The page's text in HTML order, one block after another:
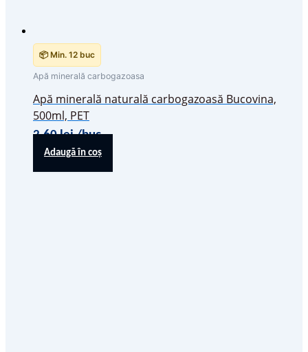
📦 Min. 12 buc
Apă minerală carbogazoasa
Apă minerală naturală carbogazoasă Bucovina,
500ml, PET
2,60lei/buc
Adaugă în coș